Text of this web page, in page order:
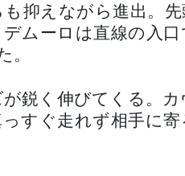
抑えながら進出。先
ムーロは直線の入口
。
鋭く伸びてくる。カ
すぐ走れず相手に寄